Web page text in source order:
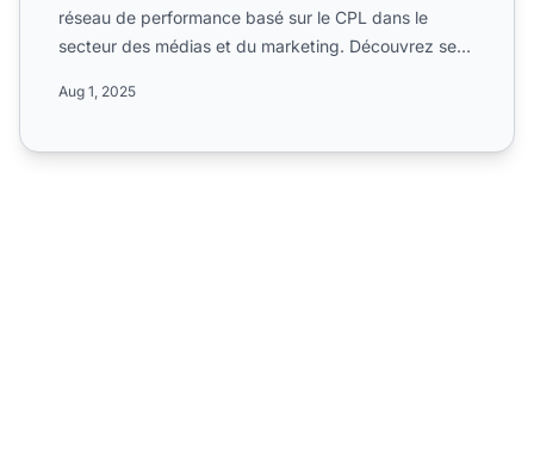
réseau de performance basé sur le CPL dans le
secteur des médias et du marketing. Découvrez ses
Aug 1, 2025